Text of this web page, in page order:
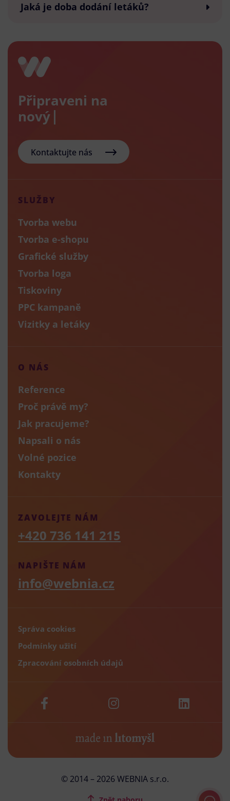
Jaká je doba dodání letáků?
Připraveni na
nový e-sh
Kontaktujte nás
SLUŽBY
Tvorba webu
Tvorba e-shopu
Grafické služby
Tvorba loga
Tiskoviny
PPC kampaně
Vizitky a letáky
O NÁS
Reference
Proč právě my?
Jak pracujeme?
Napsali o nás
Volné pozice
Kontakty
NAPIŠTE NÁM
info@webnia.cz
ZAVOLEJTE NÁM
+420 736 141 215
Správa cookies
Podmínky užití
Zpracování osobních údajů
© 2014 – 2026 WEBNIA s.r.o.